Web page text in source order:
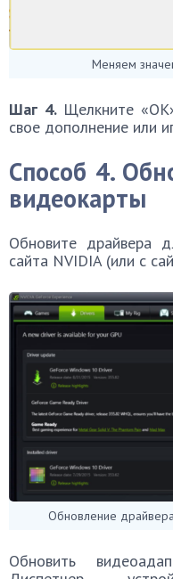
Меняем
Шаг 4. Щелкните
свое дополнение или
Способ 4.
видеокарты
Обновите драйвера
сайта NVIDIA (или с
Обновление
Обновить